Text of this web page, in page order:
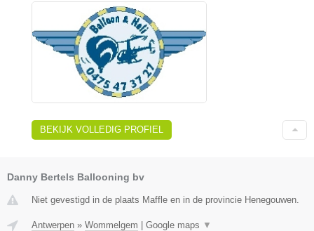
BEKIJK VOLLEDIG PROFIEL
Danny Bertels Ballooning bv
Niet gevestigd in de plaats Maffle en in de provincie Henegouwen.
Antwerpen » Wommelgem | Google maps ▼